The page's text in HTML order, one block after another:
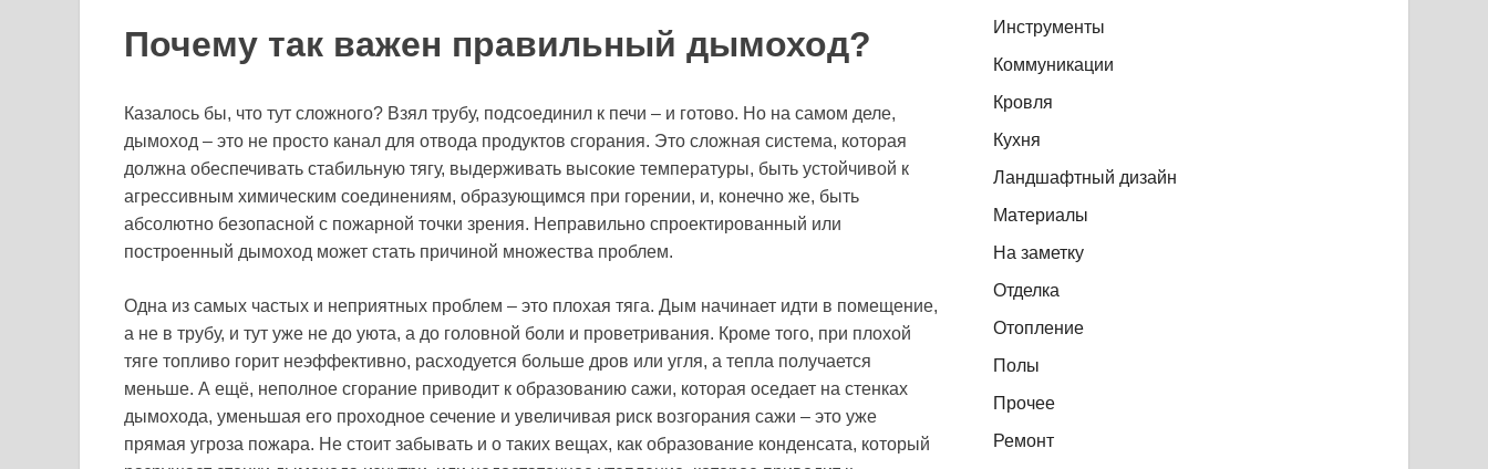
Почему так важен правильный дымоход?
Казалось бы, что тут сложного? Взял трубу, подсоединил к печи – и готово. Но на самом деле,
дымоход – это не просто канал для отвода продуктов сгорания. Это сложная система, которая
должна обеспечивать стабильную тягу, выдерживать высокие температуры, быть устойчивой к
агрессивным химическим соединениям, образующимся при горении, и, конечно же, быть
абсолютно безопасной с пожарной точки зрения. Неправильно спроектированный или
построенный дымоход может стать причиной множества проблем.
Одна из самых частых и неприятных проблем – это плохая тяга. Дым начинает идти в помещение,
а не в трубу, и тут уже не до уюта, а до головной боли и проветривания. Кроме того, при плохой
тяге топливо горит неэффективно, расходуется больше дров или угля, а тепла получается
меньше. А ещё, неполное сгорание приводит к образованию сажи, которая оседает на стенках
дымохода, уменьшая его проходное сечение и увеличивая риск возгорания сажи – это уже
прямая угроза пожара. Не стоит забывать и о таких вещах, как образование конденсата, который
Инструменты
Коммуникации
Кровля
Кухня
Ландшафтный дизайн
Материалы
На заметку
Отделка
Отопление
Полы
Прочее
Ремонт